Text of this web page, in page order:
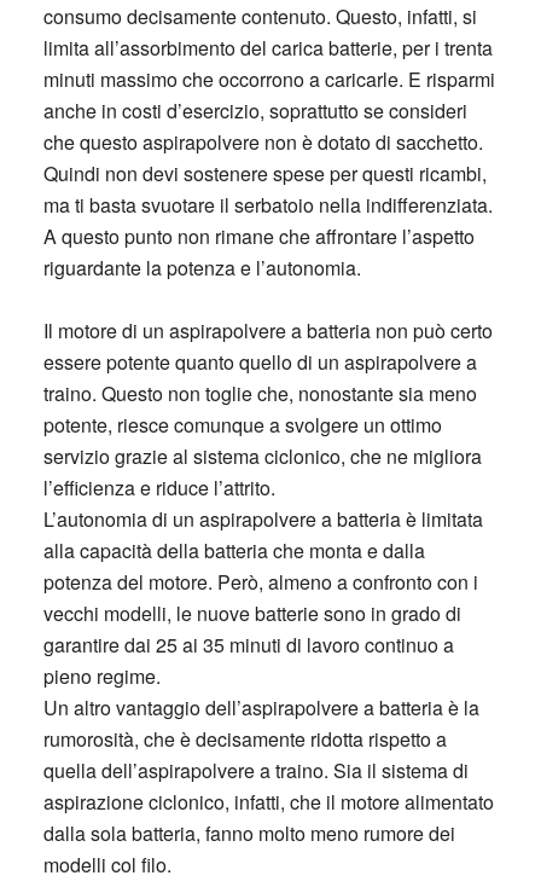
consumo decisamente contenuto. Questo, infatti, si
limita all’assorbimento del carica batterie, per i trenta
minuti massimo che occorrono a caricarle. E risparmi
anche in costi d’esercizio, soprattutto se consideri
che questo aspirapolvere non è dotato di sacchetto.
Quindi non devi sostenere spese per questi ricambi,
ma ti basta svuotare il serbatoio nella indifferenziata.
A questo punto non rimane che affrontare l’aspetto
riguardante la potenza e l’autonomia.
Il motore di un aspirapolvere a batteria non può certo
essere potente quanto quello di un aspirapolvere a
traino. Questo non toglie che, nonostante sia meno
potente, riesce comunque a svolgere un ottimo
servizio grazie al sistema ciclonico, che ne migliora
l’efficienza e riduce l’attrito.
L’autonomia di un aspirapolvere a batteria è limitata
alla capacità della batteria che monta e dalla
potenza del motore. Però, almeno a confronto con i
vecchi modelli, le nuove batterie sono in grado di
garantire dai 25 ai 35 minuti di lavoro continuo a
pieno regime.
Un altro vantaggio dell’aspirapolvere a batteria è la
rumorosità, che è decisamente ridotta rispetto a
quella dell’aspirapolvere a traino. Sia il sistema di
aspirazione ciclonico, infatti, che il motore alimentato
dalla sola batteria, fanno molto meno rumore dei
modelli col filo.